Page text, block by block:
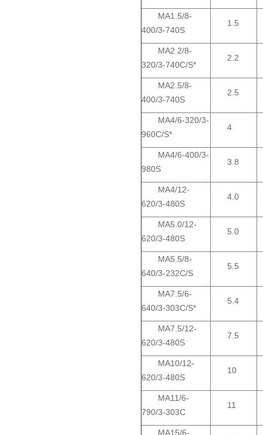
MA1.5/8-
400/3-740S
1.5
MA2.2/8-
320/3-740C/S*
2.2
MA2.5/8-
400/3-740S
2.5
MA4/6-320/3-
960C/S*
4
MA4/6-400/3-
980S
3.8
MA4/12-
620/3-480S
4.0
MA5.0/12-
620/3-480S
5.0
MA5.5/8-
640/3-232C/S
5.5
MA7.5/6-
640/3-303C/S*
5.4
MA7.5/12-
620/3-480S
7.5
MA10/12-
620/3-480S
10
MA11/6-
790/3-303C
11
MA15/6-